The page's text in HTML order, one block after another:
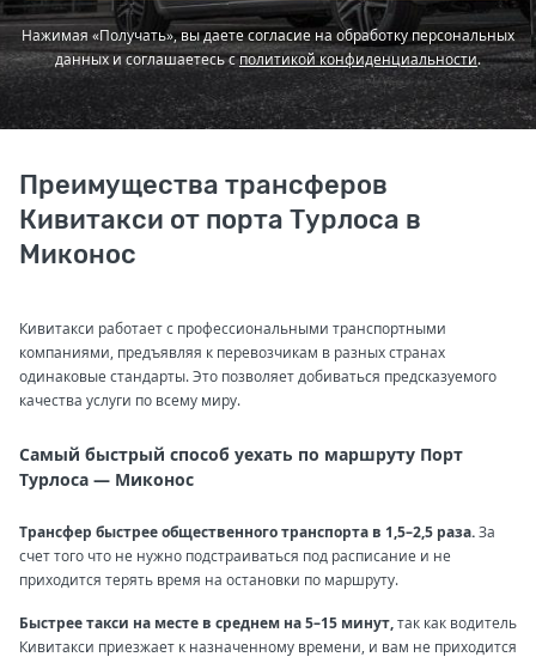
Нажимая «Получать», вы даете согласие на обработку персональных
данных и соглашаетесь сполитикой конфиденциальности.
Преимущества трансферов
Кивитакси от порта Турлоса в
Миконос
Кивитакси работает с профессиональными транспортными
компаниями, предъявляя к перевозчикам в разных странах
одинаковые стандарты. Это позволяет добиваться предсказуемого
качества услуги по всему миру.
Самый быстрый способ уехать по маршруту Порт
Турлоса — Миконос
Трансфер быстрее общественного транспорта в 1,5–2,5 раза.За
счет того что не нужно подстраиваться под расписание и не
приходится терять время на остановки по маршруту.
Быстрее такси на месте в среднем на 5–15 минут,так как водитель
Кивитакси приезжает к назначенному времени, и вам не приходится